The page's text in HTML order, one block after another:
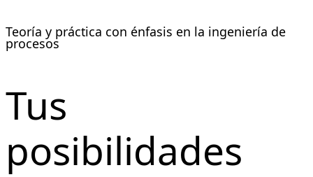
Teoría y práctica con énfasis en la ingeniería de
procesos
Tus
posibilidades